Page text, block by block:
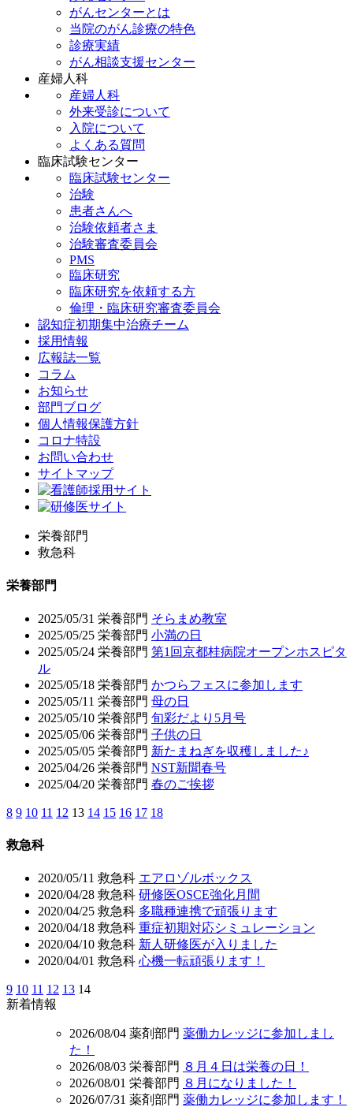
がんセンターとは
当院のがん診療の特色
診療実績
がん相談支援センター
産婦人科
産婦人科
外来受診について
入院について
よくある質問
臨床試験センター
臨床試験センター
治験
患者さんへ
治験依頼者さま
治験審査委員会
PMS
臨床研究
臨床研究を依頼する方
倫理・臨床研究審査委員会
認知症初期集中治療チーム
採用情報
広報誌一覧
コラム
お知らせ
部門ブログ
個人情報保護方針
コロナ特設
お問い合わせ
サイトマップ
栄養部門
救急科
栄養部門
2025/05/31 栄養部門 そらまめ教室
2025/05/25 栄養部門 小満の日
2025/05/24 栄養部門 第1回京都桂病院オープンホスピタ
ル
2025/05/18 栄養部門 かつらフェスに参加します
2025/05/11 栄養部門 母の日
2025/05/10 栄養部門 旬彩だより5月号
2025/05/06 栄養部門 子供の日
2025/05/05 栄養部門 新たまねぎを収穫しました♪
2025/04/26 栄養部門 NST新聞春号
2025/04/20 栄養部門 春のご挨拶
8 9 10 11 12 13 14 15 16 17 18
救急科
2020/05/11 救急科 エアロゾルボックス
2020/04/28 救急科 研修医OSCE強化月間
2020/04/25 救急科 多職種連携で頑張ります
2020/04/18 救急科 重症初期対応シミュレーション
2020/04/10 救急科 新人研修医が入りました
2020/04/01 救急科 心機一転頑張ります！
9 10 11 12 13 14
新着情報
2026/08/04 薬剤部門 薬働カレッジに参加しまし
た！
2026/08/03 栄養部門 ８月４日は栄養の日！
2026/08/01 栄養部門 ８月になりました！
2026/07/31 薬剤部門 薬働カレッジに参加します！